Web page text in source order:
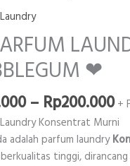
❤
– Rp200.000 +
Konsentrat Murni
adalah parfum laundry
tinggi,